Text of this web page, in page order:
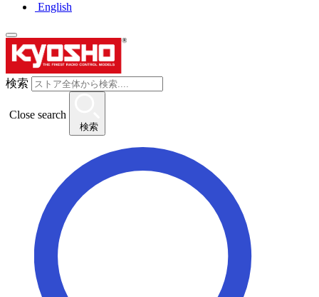
English
検索
Close search
検索